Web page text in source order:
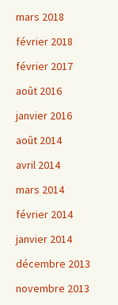
mars 2018
février 2018
février 2017
août 2016
janvier 2016
août 2014
avril 2014
mars 2014
février 2014
janvier 2014
décembre 2013
novembre 2013